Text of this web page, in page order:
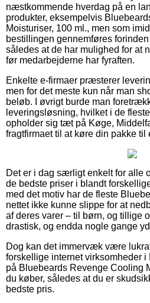
næstkommende hverdag på en
produkter, eksempelvis
Moisturiser, 100 ml., men som
bestillingen gennemføres
således at de har mulighed for at
før medarbejderne har fyraften.
Enkelte e-firmaer præsterer
men for det meste kun når man
beløb. I øvrigt burde man
leveringsløsning, hvilket i de
opholder sig tæt på Køge,
fragtfirmaet til at køre din pakke til
Det er i dag særligt enkelt for alle
de bedste priser i blandt
med det motiv har de fleste
nettet ikke kunne slippe for at
af deres varer – til børn, og tillige
drastisk, og endda nogle gange
Dog kan det immervæk være
forskellige internet virksomheder i
på Bluebeards Revenge Cooling
du køber, således at du er
bedste pris.